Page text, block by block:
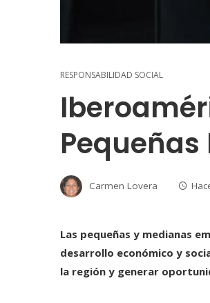
RESPONSABILIDAD SOCIAL
Pequeñas
Carmen Lovera
Las pequeñas y medianas
desarrollo económico y
la región y generar